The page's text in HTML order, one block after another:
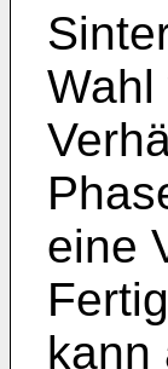
Wahl
eine
kann